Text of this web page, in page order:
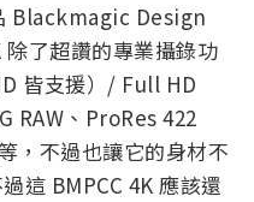
Blackmagic Design
了超讚的專業攝錄功
皆支援）/ Full HD
RAW、ProRes 422
，不過也讓它的身材不
這 BMPCC 4K 應該還